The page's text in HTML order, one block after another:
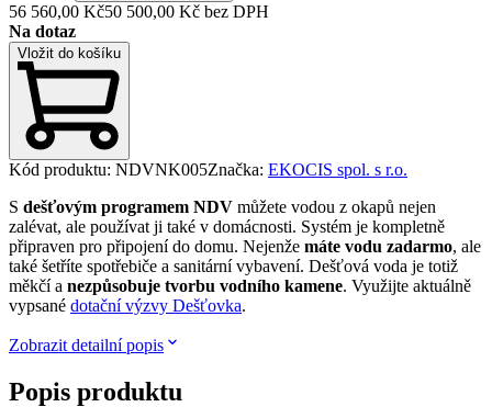
56 560,00 Kč50 500,00 Kč bez DPH
Na dotaz
Vložit do košíku
Kód produktu: NDVNK005Značka: EKOCIS spol. s r.o.
S dešťovým programem NDV můžete vodou z okapů nejen
zalévat, ale používat ji také v domácnosti. Systém je kompletně
připraven pro připojení do domu. Nejenže máte vodu zadarmo, ale
také šetříte spotřebiče a sanitární vybavení. Dešťová voda je totiž
měkčí a nezpůsobuje tvorbu vodního kamene. Využijte aktuálně
vypsané dotační výzvy Dešťovka.
Zobrazit detailní popis
Popis produktu